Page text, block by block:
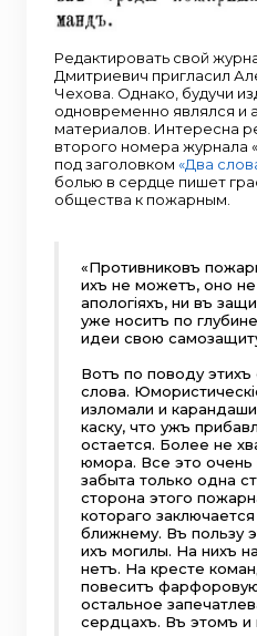
Редактировать свой
Дмитриевич пригласил
Чехова. Однако, будучи
одновременно являлся и
материалов. Интересна
второго номера
под заголовком «Два
болью в сердце пишет
общества к пожарным.
«Противниковъ
ихъ не можетъ, оно
апологiяхъ, ни въ
уже носитъ по
идеи свою
Вотъ по поводу
слова.
изломали и
каску, что ужъ
остается. Более не
юмора. Все это очень
забыта только одна
сторона этого
котораго
ближнему. Въ пользу
ихъ могилы. На нихъ
нетъ. На кресте
повеситъ
остальное
сердцахъ. Въ этомъ и